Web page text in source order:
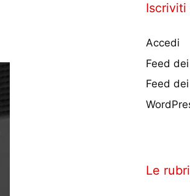
Iscriviti
Accedi
Feed
Feed
Le